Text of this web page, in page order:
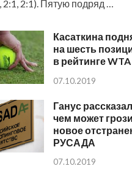
2:1, 2:1). Пятую подряд …
Касаткина
на шесть
в рейтинге WTA
07.10.2019
Ганус рассказал,
чем может
новое
РУСАДА
07.10.2019